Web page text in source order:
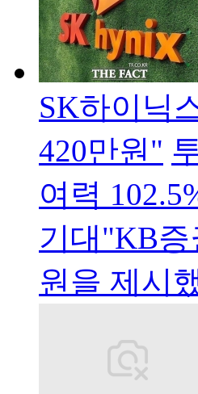
SK하이닉
420만원"
여력
기대"KB증
원을 제시